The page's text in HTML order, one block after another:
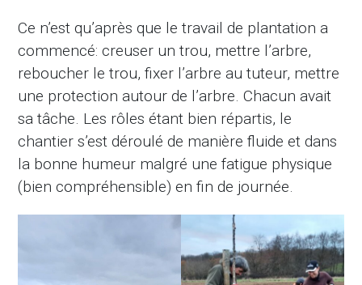
Ce n’est qu’après que le travail de plantation a
commencé: creuser un trou, mettre l’arbre,
reboucher le trou, fixer l’arbre au tuteur, mettre
une protection autour de l’arbre. Chacun avait
sa tâche. Les rôles étant bien répartis, le
chantier s’est déroulé de manière fluide et dans
la bonne humeur malgré une fatigue physique
(bien compréhensible) en fin de journée.